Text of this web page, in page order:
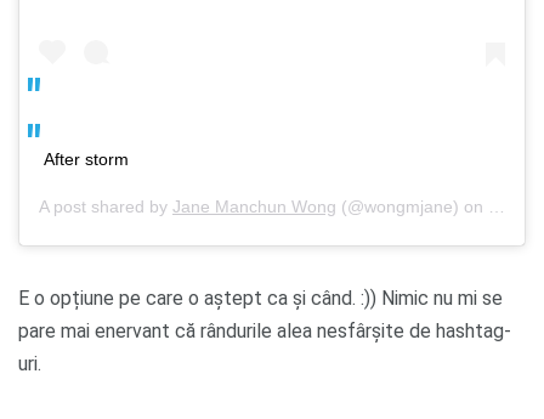
After storm
A post shared by Jane Manchun Wong (@wongmjane) on
E o opțiune pe care o aștept ca și când. :)) Nimic nu mi se
pare mai enervant că rândurile alea nesfârșite de hashtag-
uri.